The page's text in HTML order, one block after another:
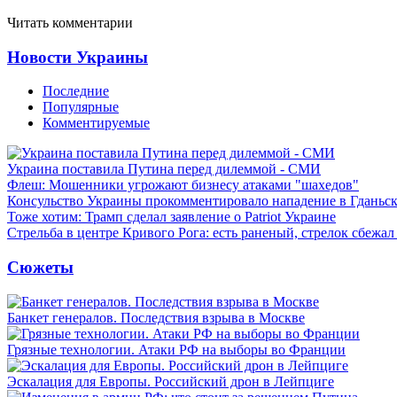
Читать комментарии
Новости Украины
Последние
Популярные
Комментируемые
Украина поставила Путина перед дилеммой - СМИ
Флеш: Мошенники угрожают бизнесу атаками "шахедов"
Консульство Украины прокомментировало нападение в
Тоже хотим: Трамп сделал заявление о Patriot Украине
Стрельба в центре Кривого Рога: есть раненый, стрелок
Сюжеты
Банкет генералов. Последствия взрыва в Москве
Грязные технологии. Атаки РФ на выборы во Франции
Эскалация для Европы. Российский дрон в Лейпциге